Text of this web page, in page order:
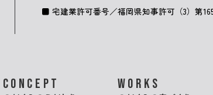
宅建業許可番号／福岡県知事許可（3）第
CONCEPT WORKS